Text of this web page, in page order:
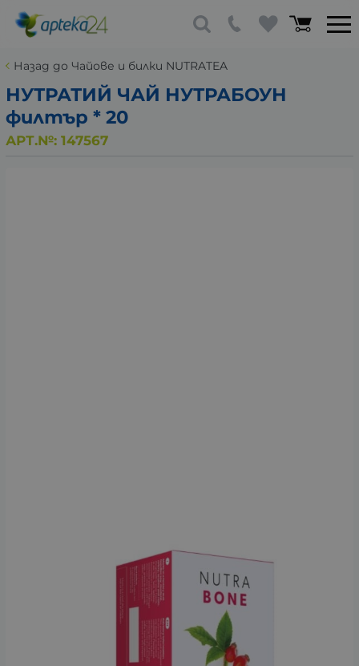
Назад до Чайове и билки NUTRATEA
НУТРАТИЙ ЧАЙ НУТРАБОУН
филтър * 20
АРТ.№: 147567